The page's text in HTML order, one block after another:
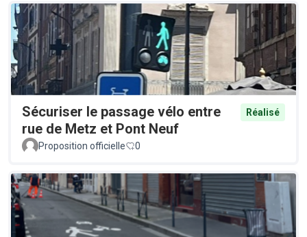
Sécuriser le passage vélo entre
rue de Metz et Pont Neuf
Réalisé
Proposition officielle 0